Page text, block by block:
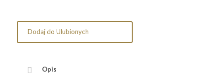
Dodaj do Ulubionych
Opis